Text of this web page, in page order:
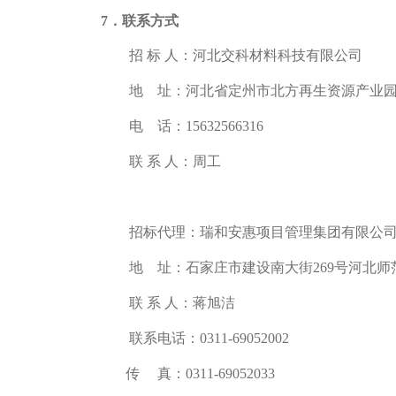
7 ．联系方式
招 标 人： 河北交科材料科技有限公司
地 址：河北省定州市北方再生资源产业
电 话：15632566316
联 系 人：周工
招标代理：瑞和安惠项目管理集团有限公司
地 址：石家庄市建设南大街269号河北师
联 系 人：蒋旭洁
联系电话：0311-69052002
传 真：0311-69052033